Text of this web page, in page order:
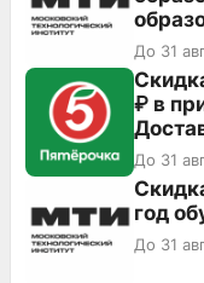
До 31
₽ в
До 31
год
До 31